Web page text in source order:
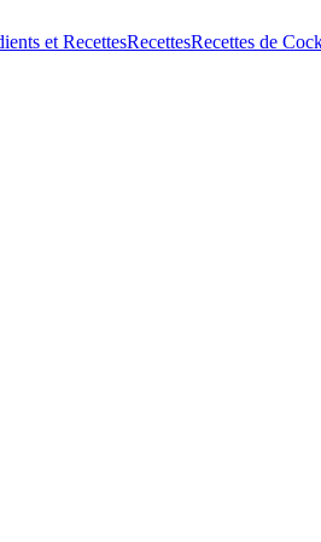
et RecettesRecettesRecettes de